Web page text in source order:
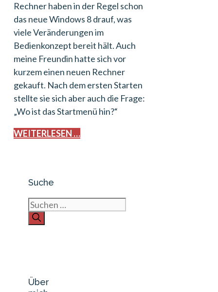
Rechner haben in der Regel schon
das neue Windows 8 drauf, was
viele Veränderungen im
Bedienkonzept bereit hält. Auch
meine Freundin hatte sich vor
kurzem einen neuen Rechner
gekauft. Nach dem ersten Starten
stellte sie sich aber auch die Frage:
„Wo ist das Startmenü hin?“
WEITERLESEN …
Suche
Suchen
nach:
Über